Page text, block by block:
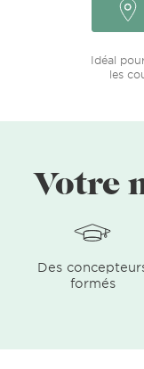
Idéal
les
Votre
Des
formés